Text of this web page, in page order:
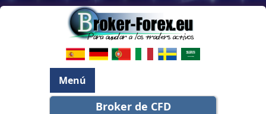
Menú
Broker de CFD